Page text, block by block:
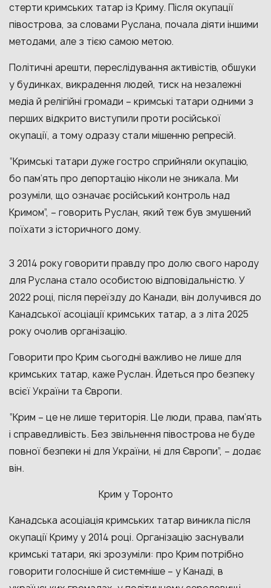
стерти кримських татар із Криму. Після окупації
півострова, за словами Руслана, почала діяти іншими
методами, але з тією самою метою.
Політичні арешти, переслідування активістів, обшуки
у будинках, викрадення людей, тиск на незалежні
медіа й релігійні громади – кримські татари одними з
перших відкрито виступили проти російської
окупації, а тому одразу стали мішенню репресій.
“Кримські татари дуже гостро сприйняли окупацію,
бо пам’ять про депортацію ніколи не зникала. Ми
розуміли, що означає російський контроль над
Кримом”, – говорить Руслан, який теж був змушений
поїхати з історичного дому.
З 2014 року говорити правду про долю свого народу
для Руслана стало особистою відповідальністю. У
2022 році, після переїзду до Канади, він долучився до
Канадської асоціації кримських татар, а з літа 2025
року очолив організацію.
Говорити про Крим сьогодні важливо не лише для
кримських татар, каже Руслан. Йдеться про безпеку
всієї України та Європи.
“Крим – це не лише територія. Це люди, права, пам’ять
і справедливість. Без звільнення півострова не буде
повної безпеки ні для України, ні для Європи”, – додає
він.
Крим у Торонто
Канадська асоціація кримських татар виникла після
окупації Криму у 2014 році. Організацію заснували
кримські татари, які зрозуміли: про Крим потрібно
говорити голосніше й системніше – у Канаді, в